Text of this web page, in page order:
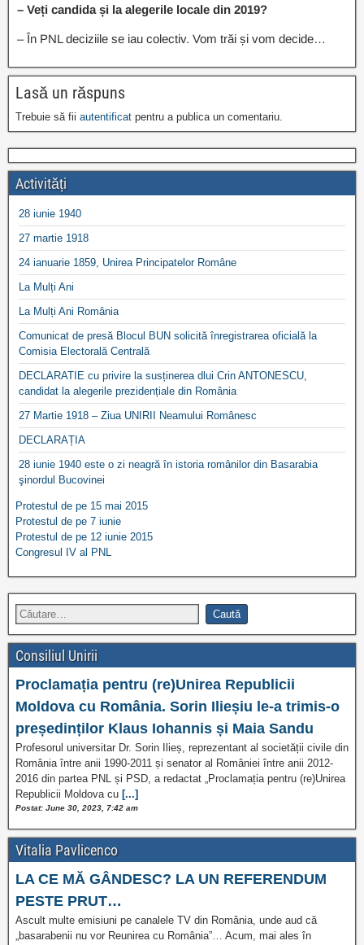
– Veți candida și la alegerile locale din 2019?
– În PNL deciziile se iau colectiv. Vom trăi și vom decide…
Lasă un răspuns
Trebuie să fii autentificat pentru a publica un comentariu.
Activități
28 iunie 1940
27 martie 1918
24 ianuarie 1859, Unirea Principatelor Române
La Mulți Ani
La Mulți Ani România
Comunicat de presă Blocul BUN solicită înregistrarea oficială la
Comisia Electorală Centrală
DECLARATIE cu privire la susținerea dlui Crin ANTONESCU,
candidat la alegerile prezidențiale din România
27 Martie 1918 – Ziua UNIRII Neamului Românesc
DECLARAȚIA
28 iunie 1940 este o zi neagră în istoria românilor din Basarabia
şinordul Bucovinei
Protestul de pe 15 mai 2015
Protestul de pe 7 iunie
Protestul de pe 12 iunie 2015
Congresul IV al PNL
Consiliul Unirii
Proclamația pentru (re)Unirea Republicii
Moldova cu România. Sorin Ilieșiu le-a trimis-o
președinților Klaus Iohannis și Maia Sandu
Profesorul universitar Dr. Sorin Ilieș, reprezentant al societății civile din
România între anii 1990-2011 și senator al României între anii 2012-
2016 din partea PNL și PSD, a redactat „Proclamația pentru (re)Unirea
Republicii Moldova cu [...]
Postat: June 30, 2023, 7:42 am
Vitalia Pavlicenco
LA CE MĂ GÂNDESC? LA UN REFERENDUM
PESTE PRUT…
Ascult multe emisiuni pe canalele TV din România, unde aud că
„basarabenii nu vor Reunirea cu România”… Acum, mai ales în